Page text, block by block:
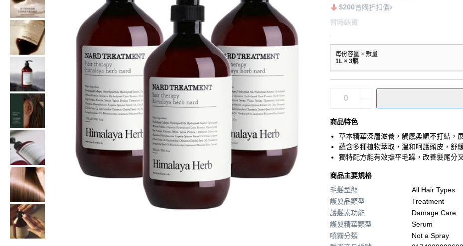
$200首購折扣價
暫時缺貨
每份容量 × 數量
1L × 3瓶
商品特色
草本精華深層滋養，觸感柔順不打結，
蘊含多種植物萃取，溫和呵護頭皮，舒
獨特配方能有效撫平毛躁，改善髮尾分
商品主要規格
毛髮型態
All Hair Types
護髮品類型
Treatment
護髮素功能
Damage Care
護髮精華類型
Serum
噴霧分類
Not a Spray